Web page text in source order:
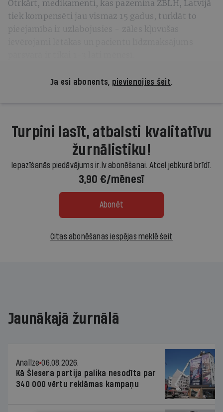
Otrkārt, medikamenti, kas pazemina ZBLH, Latvijā
tiek kompensēti jau vismaz 15 gadus, turklāt to
pieejamība ir uzlabojusies - zāles kļuvušas
Ja esi abonents, pievienojies šeit.
Turpini lasīt, atbalsti kvalitatīvu
žurnālistiku!
Iepazīšanās piedāvājums ir.lv abonēšanai. Atcel jebkurā brīdī.
3,90 €/mēnesī
Abonēt
Citas abonēšanas iespējas meklē šeit
Jaunākajā žurnālā
Analīze 06.08.2026.
Kā Šlesera partija palika nesodīta par
340 000 vērtu reklāmas kampaņu